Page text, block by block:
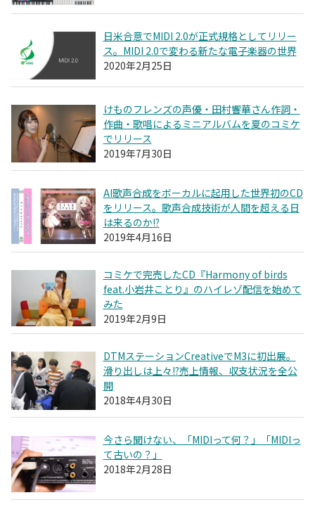
日米合意でMIDI 2.0が正式規格としてリリー
ス。MIDI 2.0で変わる新たな電子楽器の世界
2020年2月25日
けものフレンズの声優・田村響華さん作詞・
作曲・歌唱によるミニアルバムを夏のコミケ
でリリース
2019年7月30日
AI歌声合成をボーカルに起用した世界初のCD
をリリース。歌声合成技術が人間を超える日
は来るのか!?
2019年4月16日
コミケで完売したCD『Harmony of birds
feat.小岩井ことり』のハイレゾ配信を始めて
みた
2019年2月9日
DTMステーションCreativeでM3に初出展。
滑り出しは上々!?売上情報、収支状況を全公
開
2018年4月30日
今さら聞けない、「MIDIって何？」「MIDIっ
て古いの？」
2018年2月28日